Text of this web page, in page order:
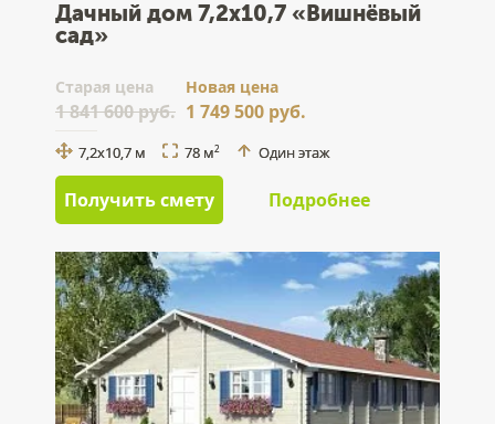
Дачный дом 7,2x10,7 «Вишнёвый
сад»
Cтарая цена
1 841 600 руб.
Новая цена
1 749 500 руб.
7,2x10,7 м 78 м2 Один этаж
Получить смету Подробнее